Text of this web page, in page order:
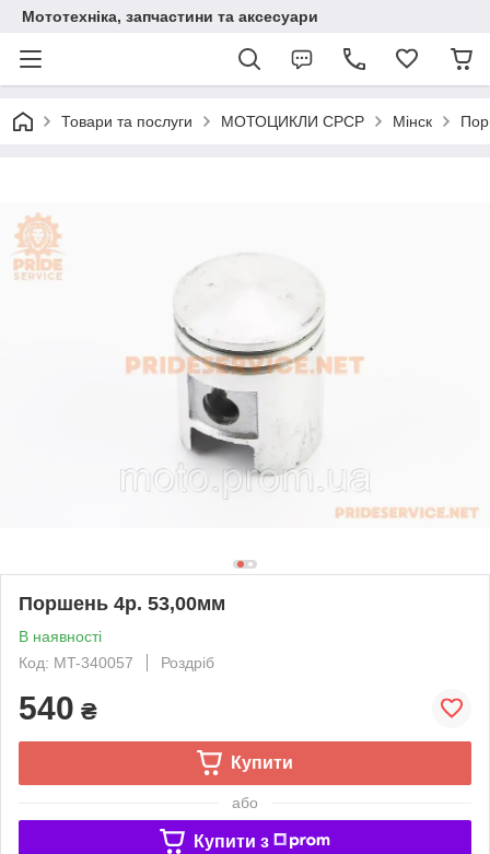
Мототехніка, запчастини та аксесуари
Товари та послуги МОТОЦИКЛИ СРСР Мінск
Поршень 4р. 53,00мм
В наявності
Код: MT-340057
Роздріб
540 ₴
Купити
або
Купити з